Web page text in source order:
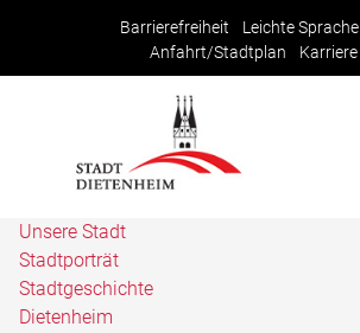
Barrierefreiheit Leichte Sprache
Anfahrt/Stadtplan
Karriere
Unsere Stadt
Stadtporträt
Stadtgeschichte
Dietenheim